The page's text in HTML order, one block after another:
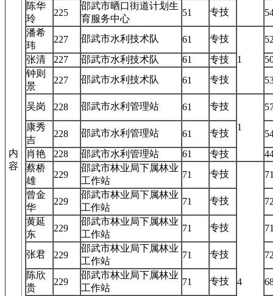
内
容
陈华
玲
225
邵武市晒口街道计划生
育服务中心
51 专技
潘希
玮
227 邵武市水利技术队 61
专技
1
张清
227 邵武市水利技术队 61 专技
钟则
景
227 邵武市水利技术队 61 专技
吴岗 228 邵武市水利管理站 61
专技
1
康秀
吉
228 邵武市水利管理站 61 专技
肖艳
228 邵武市水利管理站 61 专技
蔡桥
雄
229
邵武市林业局下属林业
工作站
71 专技
4
曾金
华
229
邵武市林业局下属林业
工作站
71 专技
黄延
东
229
邵武市林业局下属林业
工作站
71 专技
张君 229
邵武市林业局下属林业
工作站
71 专技
陈欣
贵
229
邵武市林业局下属林业
工作站
71 专技